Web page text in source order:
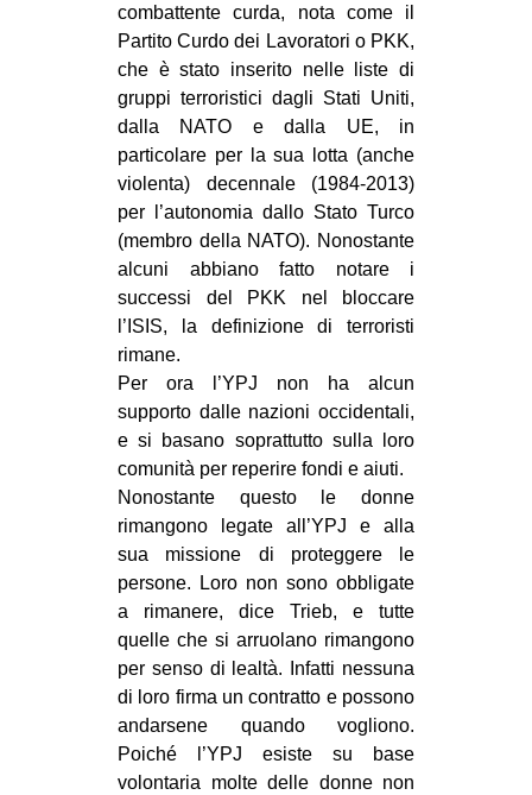
combattente curda, nota come il
Partito Curdo dei Lavoratori o PKK,
che è stato inserito nelle liste di
gruppi terroristici dagli Stati Uniti,
dalla NATO e dalla UE, in
particolare per la sua lotta (anche
violenta) decennale (1984-2013)
per l’autonomia dallo Stato Turco
(membro della NATO). Nonostante
alcuni abbiano fatto notare i
successi del PKK nel bloccare
l’ISIS, la definizione di terroristi
rimane.
Per ora l’YPJ non ha alcun
supporto dalle nazioni occidentali,
e si basano soprattutto sulla loro
comunità per reperire fondi e aiuti.
Nonostante questo le donne
rimangono legate all’YPJ e alla
sua missione di proteggere le
persone. Loro non sono obbligate
a rimanere, dice Trieb, e tutte
quelle che si arruolano rimangono
per senso di lealtà. Infatti nessuna
di loro firma un contratto e possono
andarsene quando vogliono.
Poiché l’YPJ esiste su base
volontaria molte delle donne non